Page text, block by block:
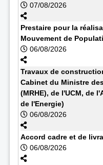
07/08/2026
Prestaire pour la
Mouvement de
06/08/2026
Travaux de
Cabinet du Ministre
(MRHE), de l'UCM, de
de l'Energie)
06/08/2026
Accord cadre et de
06/08/2026